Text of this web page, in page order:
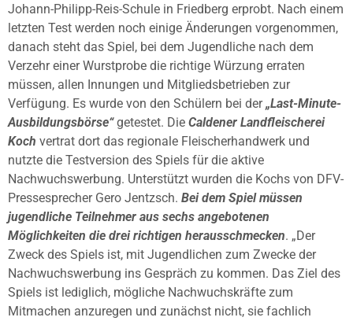
Johann-Philipp-Reis-Schule in Friedberg erprobt. Nach einem
letzten Test werden noch einige Änderungen vorgenommen,
danach steht das Spiel, bei dem Jugendliche nach dem
Verzehr einer Wurstprobe die richtige Würzung erraten
müssen, allen Innungen und Mitgliedsbetrieben zur
Verfügung. Es wurde von den Schülern bei der„Last-Minute-
Ausbildungsbörse“ getestet. Die Caldener Landfleischerei
Koch vertrat dort das regionale Fleischerhandwerk und
nutzte die Testversion des Spiels für die aktive
Nachwuchswerbung. Unterstützt wurden die Kochs von DFV-
Pressesprecher Gero Jentzsch. Bei dem Spiel müssen
jugendliche Teilnehmer aus sechs angebotenen
Möglichkeiten die drei richtigen herausschmecken. „Der
Zweck des Spiels ist, mit Jugendlichen zum Zwecke der
Nachwuchswerbung ins Gespräch zu kommen. Das Ziel des
Spiels ist lediglich, mögliche Nachwuchskräfte zum
Mitmachen anzuregen und zunächst nicht, sie fachlich